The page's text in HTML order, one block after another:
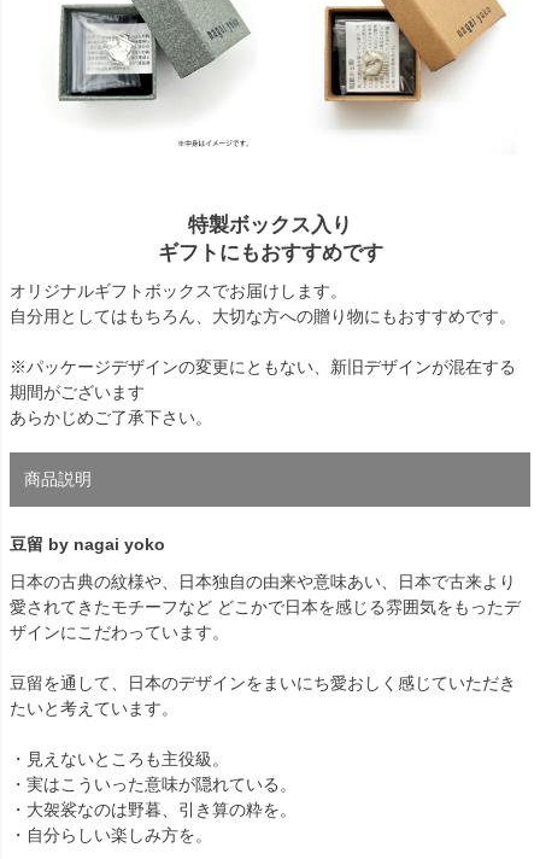
特製ボックス入り
ギフトにもおすすめです
オリジナルギフトボックスでお届けします。
自分用としてはもちろん、大切な方への贈り物にもおすすめです。
※パッケージデザインの変更にともない、新旧デザインが混在する
期間がございます
あらかじめご了承下さい。
商品説明
豆留 by nagai yoko
日本の古典の紋様や、日本独自の由来や意味あい、日本で古来より
愛されてきたモチーフなど どこかで日本を感じる雰囲気をもったデ
ザインにこだわっています。
豆留を通して、日本のデザインをまいにち愛おしく感じていただき
たいと考えています。
・見えないところも主役級。
・実はこういった意味が隠れている。
・大袈裟なのは野暮、引き算の粋を。
・自分らしい楽しみ方を。